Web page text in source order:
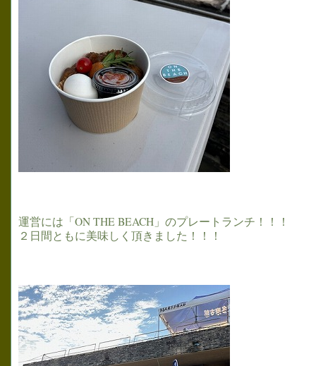
運営には「ON THE BEACH」のプレートランチ！！！
２日間ともに美味しく頂きました！！！